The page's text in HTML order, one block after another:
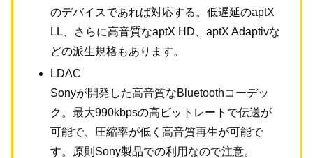
のデバイスであれば対応する。低遅延のaptX
LL、さらに高音質なaptX HD、aptX Adaptivな
どの派生規格もあります。
LDAC
Sonyが開発した高音質なBluetoothコーデッ
ク。最大990kbpsの高ビットレートで伝送が
可能で、圧縮率が低く高音質再生が可能で
す。原則Sony製品での利用なので注意。